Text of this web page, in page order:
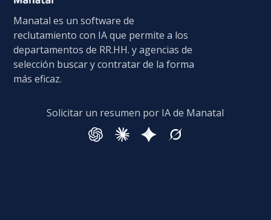
Manatal es un software de
reclutamiento con IA que permite a los
departamentos de RR.HH. y agencias de
selección buscar y contratar de la forma
más eficaz.
Solicitar un resumen por IA de Manatal